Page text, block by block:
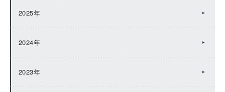
2025年
2024年
2023年